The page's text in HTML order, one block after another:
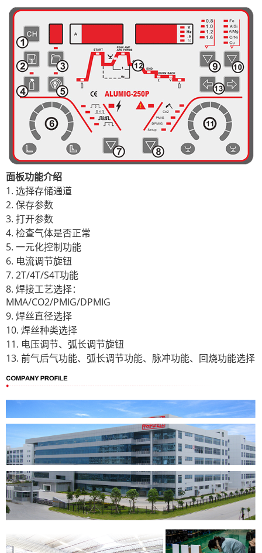
面板功能介绍
1. 选择存储通道
2. 保存参数
3. 打开参数
4. 检查气体是否正常
5. 一元化控制功能
6. 电流调节旋钮
7. 2T/4T/S4T功能
8. 焊接工艺选择：
MMA/CO2/PMIG/DPMIG
9. 焊丝直径选择
10. 焊丝种类选择
11. 电压调节、弧长调节旋钮
13. 前气后气功能、弧长调节功能、脉冲功能、回烧功能选择